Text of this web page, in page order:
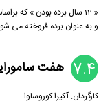
« 12 سال برده بودن »
و به عنوان برده فروخته می شود و به مدت 12 سال در یک مزرعه
7.4 هفت
کارگردان:آکیرا کوروساوا